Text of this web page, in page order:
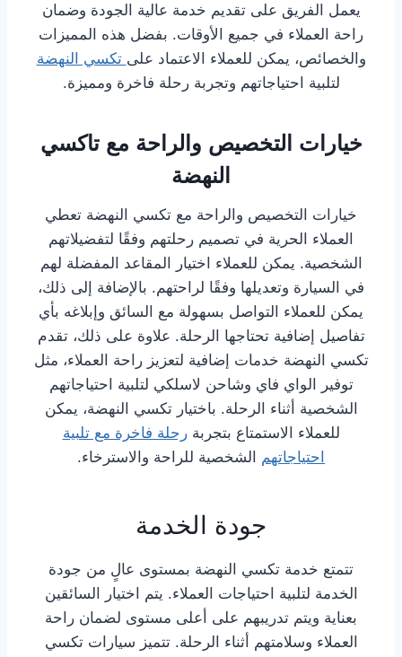
يعمل الفريق على تقديم خدمة عالية الجودة وضمان
راحة العملاء في جميع الأوقات. بفضل هذه المميزات
والخصائص، يمكن للعملاء الاعتماد على تكسي النهضة
لتلبية احتياجاتهم وتجربة رحلة فاخرة ومميزة.
خيارات التخصيص والراحة مع تاكسي
النهضة
خيارات التخصيص والراحة مع تكسي النهضة تعطي
العملاء الحرية في تصميم رحلتهم وفقًا لتفضيلاتهم
الشخصية. يمكن للعملاء اختيار المقاعد المفضلة لهم
في السيارة وتعديلها وفقًا لراحتهم. بالإضافة إلى ذلك،
يمكن للعملاء التواصل بسهولة مع السائق وإبلاغه بأي
تفاصيل إضافية تحتاجها الرحلة. علاوة على ذلك، تقدم
تكسي النهضة خدمات إضافية لتعزيز راحة العملاء، مثل
توفير الواي فاي وشاحن لاسلكي لتلبية احتياجاتهم
الشخصية أثناء الرحلة. باختيار تكسي النهضة، يمكن
للعملاء الاستمتاع بتجربةرحلة فاخرة مع تلبية
احتياجاتهم الشخصية للراحة والاسترخاء.
جودة الخدمة
تتمتع خدمة تكسي النهضة بمستوى عالٍ من جودة
الخدمة لتلبية احتياجات العملاء. يتم اختيار السائقين
بعناية ويتم تدريبهم على أعلى مستوى لضمان راحة
العملاء وسلامتهم أثناء الرحلة. تتميز سيارات تكسي